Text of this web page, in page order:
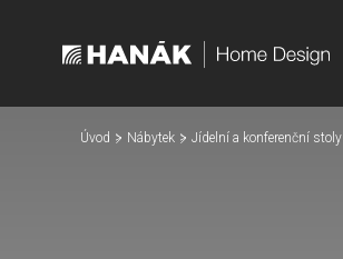
Úvod Nábytek Jídelní a konferenční stoly